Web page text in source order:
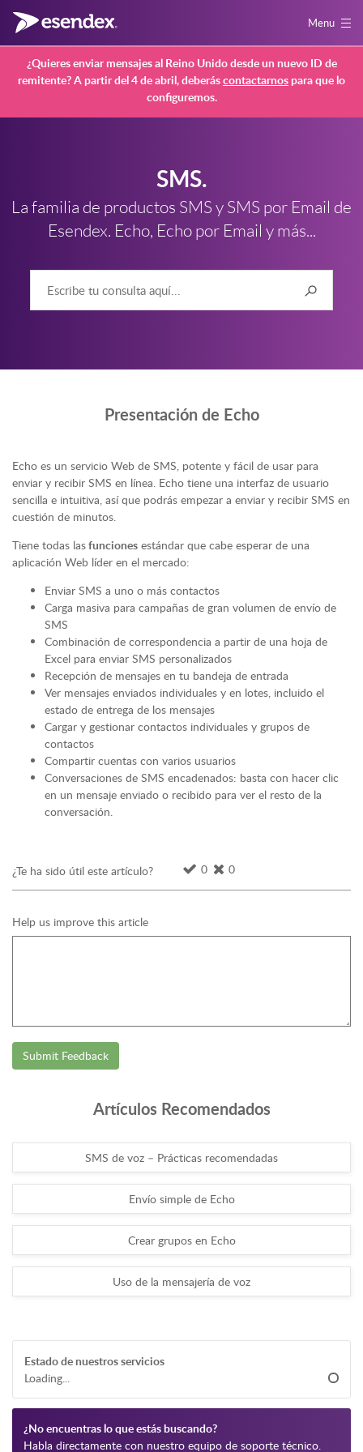
Menu
¿Quieres enviar mensajes al Reino Unido desde un nuevo ID de
remitente? A partir del 4 de abril, deberáscontactarnospara que lo
configuremos.
SMS.
La familia de productos SMS y SMS por Email de
Esendex. Echo, Echo por Email y más...
Presentación de Echo
Echo es un servicio Web de SMS, potente y fácil de usar para
enviar y recibir SMS en línea. Echo tiene una interfaz de usuario
sencilla e intuitiva, así que podrás empezar a enviar y recibir SMS en
cuestión de minutos.
Tiene todas lasfunciones estándar que cabe esperar de una
aplicación Web líder en el mercado:
Enviar SMS a uno o más contactos
Carga masiva para campañas de gran volumen de envío de
SMS
Combinación de correspondencia a partir de una hoja de
Excel para enviar SMS personalizados
Recepción de mensajes en tu bandeja de entrada
Ver mensajes enviados individuales y en lotes, incluido el
estado de entrega de los mensajes
Cargar y gestionar contactos individuales y grupos de
contactos
Compartir cuentas con varios usuarios
Conversaciones de SMS encadenados: basta con hacer clic
en un mensaje enviado o recibido para ver el resto de la
conversación.
¿Te ha sido útil este artículo? 0 0
Help us improve this article
Submit Feedback
Artículos Recomendados
SMS de voz – Prácticas recomendadas
Envío simple de Echo
Crear grupos en Echo
Uso de la mensajería de voz
Estado de nuestros servicios
Loading...
¿No encuentras lo que estás buscando?
Habla directamente con nuestro equipo de soporte técnico.